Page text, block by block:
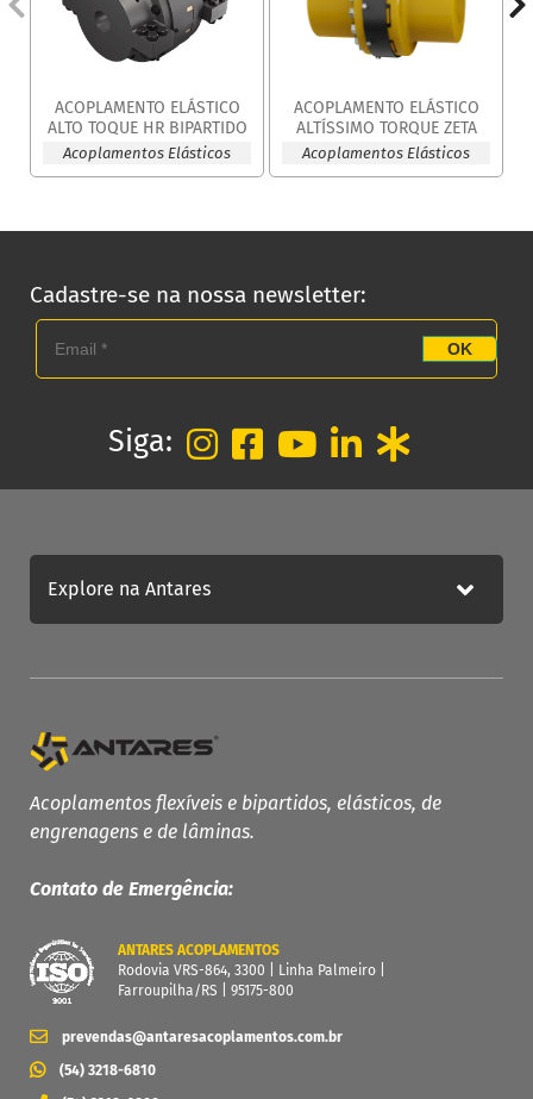
ACOPLAMENTO ELÁSTICO
ALTO TOQUE HR BIPARTIDO
Acoplamentos Elásticos
ACOPLAMENTO ELÁSTICO
ALTÍSSIMO TORQUE ZETA
Acoplamentos Elásticos
Cadastre-se na nossa newsletter:
OK
Siga:
Acoplamentos flexíveis e bipartidos, elásticos, de
engrenagens e de lâminas.
Contato de Emergência:
ANTARES ACOPLAMENTOS
Rodovia VRS-864, 3300 | Linha Palmeiro |
Farroupilha/RS | 95175-800
prevendas@antaresacoplamentos.com.br
(54) 3218-6810
Explore na Antares
PRODUTOS ANTARES
Linha Completa
Acoplamentos Flexíveis
Acoplamentos Elásticos
Acoplamento de Lâminas
Contra Recuos
MAIS
Garantia
Catálogo
Dimensione seu acoplamento